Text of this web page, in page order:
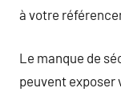
à votre
Le manque de
peuvent exposer